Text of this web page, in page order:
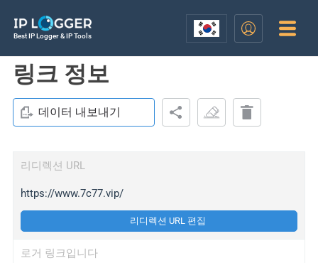
Best IP Logger & IP Tools
링크 정보
데이터 내보내기
리디렉션 URL
https://www.7c77.vip/
리디렉션 URL 편집
로거 링크입니다